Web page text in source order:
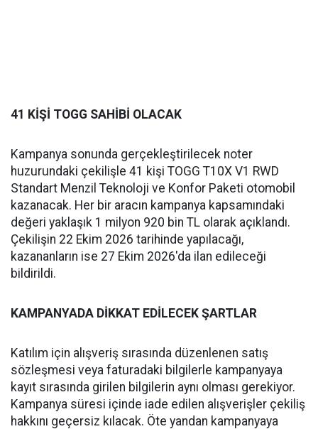
41 KİŞİ TOGG SAHİBİ OLACAK
Kampanya sonunda gerçekleştirilecek noter
huzurundaki çekilişle 41 kişi TOGG T10X V1 RWD
Standart Menzil Teknoloji ve Konfor Paketi otomobil
kazanacak. Her bir aracın kampanya kapsamındaki
değeri yaklaşık 1 milyon 920 bin TL olarak açıklandı.
Çekilişin 22 Ekim 2026 tarihinde yapılacağı,
kazananların ise 27 Ekim 2026'da ilan edileceği
bildirildi.
KAMPANYADA DİKKAT EDİLECEK ŞARTLAR
Katılım için alışveriş sırasında düzenlenen satış
sözleşmesi veya faturadaki bilgilerle kampanyaya
kayıt sırasında girilen bilgilerin aynı olması gerekiyor.
Kampanya süresi içinde iade edilen alışverişler çekiliş
hakkını geçersiz kılacak. Öte yandan kampanyaya